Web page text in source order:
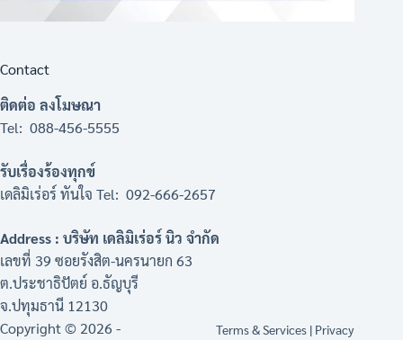
Contact
ติดต่อ ลงโมษณา
Tel: 088-456-5555
รับเรื่องร้องทุกข์
เดลิมิเร่อร์ ทันใจ Tel: 092-666-2657
Address : บริษัท เดลิมิเร่อร์ นิว จำกัด
เลขที่ 39 ซอยรังสิต-นครนายก 63
ต.ประชาธิปัตย์ อ.ธัญบุรี
จ.ปทุมธานี 12130
Copyright © 2026 -
Terms & Services | Privacy